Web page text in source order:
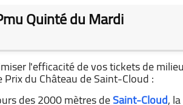
Quinté du Mardi
l'efficacité de vos tickets de
du Château de Saint-Cloud :
des 2000 mètres deSaint-Cloud, la